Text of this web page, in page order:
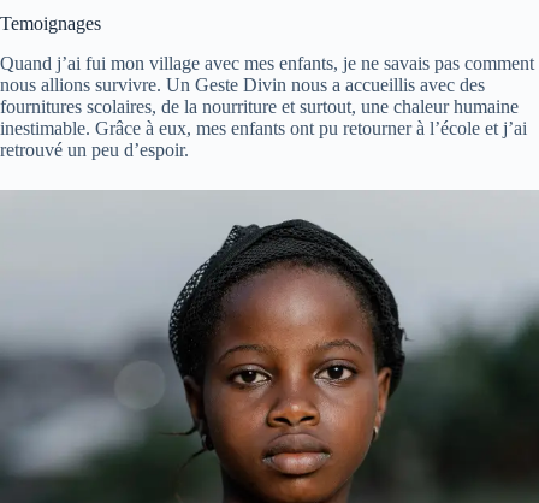
Temoignages
Quand j’ai fui mon village avec mes enfants, je ne savais pas comment
nous allions survivre. Un Geste Divin nous a accueillis avec des
fournitures scolaires, de la nourriture et surtout, une chaleur humaine
inestimable. Grâce à eux, mes enfants ont pu retourner à l’école et j’ai
retrouvé un peu d’espoir.